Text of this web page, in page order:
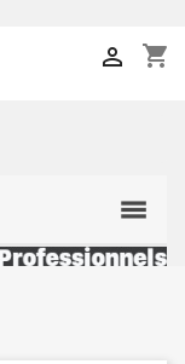
shopping_cart
